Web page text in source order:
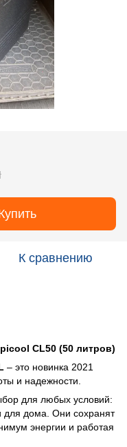
К сравнению
CL50 (50 литров)
– это новинка 2021
и надежности.
для любых условий:
для дома. Они сохранят
энергии и работая